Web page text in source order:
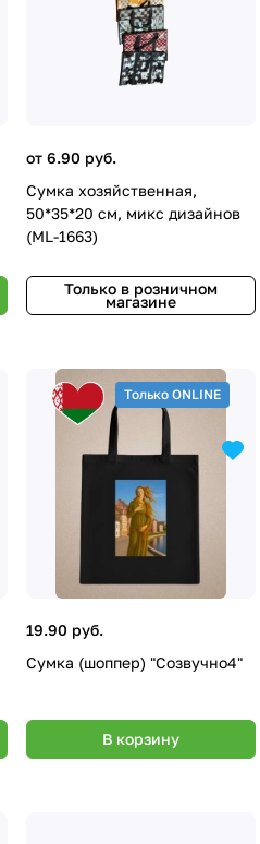
от 6.90 руб.
Сумка хозяйственная,
50*35*20 см, микс дизайнов
(ML-1663)
Только в розничном
магазине
Только ONLINE
19.90 руб.
Сумка (шоппер) "Созвучно4"
В корзину